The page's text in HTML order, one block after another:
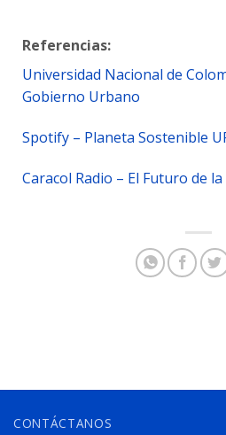
Referencias:
Universidad Nacional de
Gobierno Urbano
Spotify – Planeta Sostenible
Caracol Radio – El Futuro de la
CONTÁCTANOS